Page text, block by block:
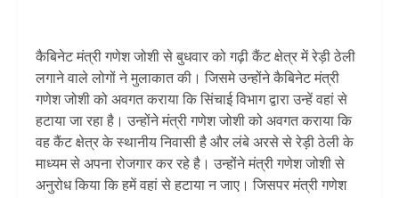
कैबिनेट मंत्री गणेश जोशी से बुधवार को गढ़ी कैंट क्षेत्र में रेड़ी ठेली
लगाने वाले लोगों ने मुलाकात की। जिसमे उन्होंने कैबिनेट मंत्री
गणेश जोशी को अवगत कराया कि सिंचाई विभाग द्वारा उन्हें वहां से
हटाया जा रहा है। उन्होंने मंत्री गणेश जोशी को अवगत कराया कि
वह कैंट क्षेत्र के स्थानीय निवासी है और लंबे अरसे से रेड़ी ठेली के
माध्यम से अपना रोजगार कर रहे है। उन्होंने मंत्री गणेश जोशी से
अनुरोध किया कि हमें वहां से हटाया न जाए। जिसपर मंत्री गणेश